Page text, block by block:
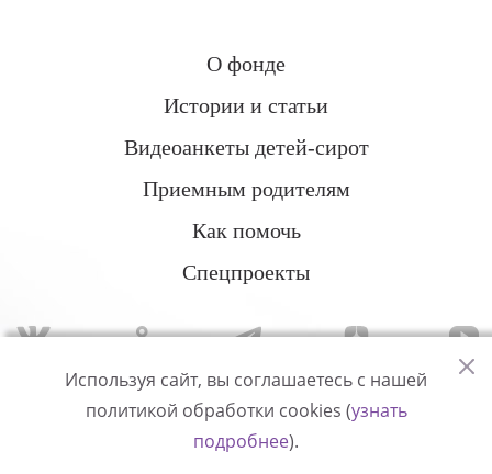
О фонде
Истории и статьи
Видеоанкеты детей-сирот
Приемным родителям
Как помочь
Спецпроекты
Политика конфиденциальности
Используя сайт, вы соглашаетесь с нашей
политикой обработки cookies (узнать
подробнее).